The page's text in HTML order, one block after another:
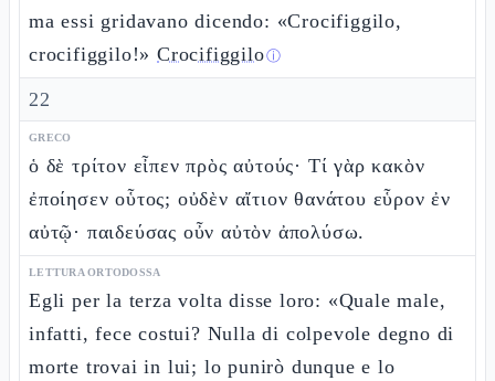
ma essi gridavano dicendo: «Crocifiggilo,
crocifiggilo!»Crocifiggiloⓘ
22
GRECO
ὁ δὲ τρίτον εἶπεν πρὸς αὐτούς· Τί γὰρ κακὸν
ἐποίησεν οὗτος; οὐδὲν αἴτιον θανάτου εὗρον ἐν
αὐτῷ· παιδεύσας οὖν αὐτὸν ἀπολύσω.
LETTURA ORTODOSSA
Egli per la terza volta disse loro: «Quale male,
infatti, fece costui? Nulla di colpevole degno di
morte trovai in lui; lo punirò dunque e lo